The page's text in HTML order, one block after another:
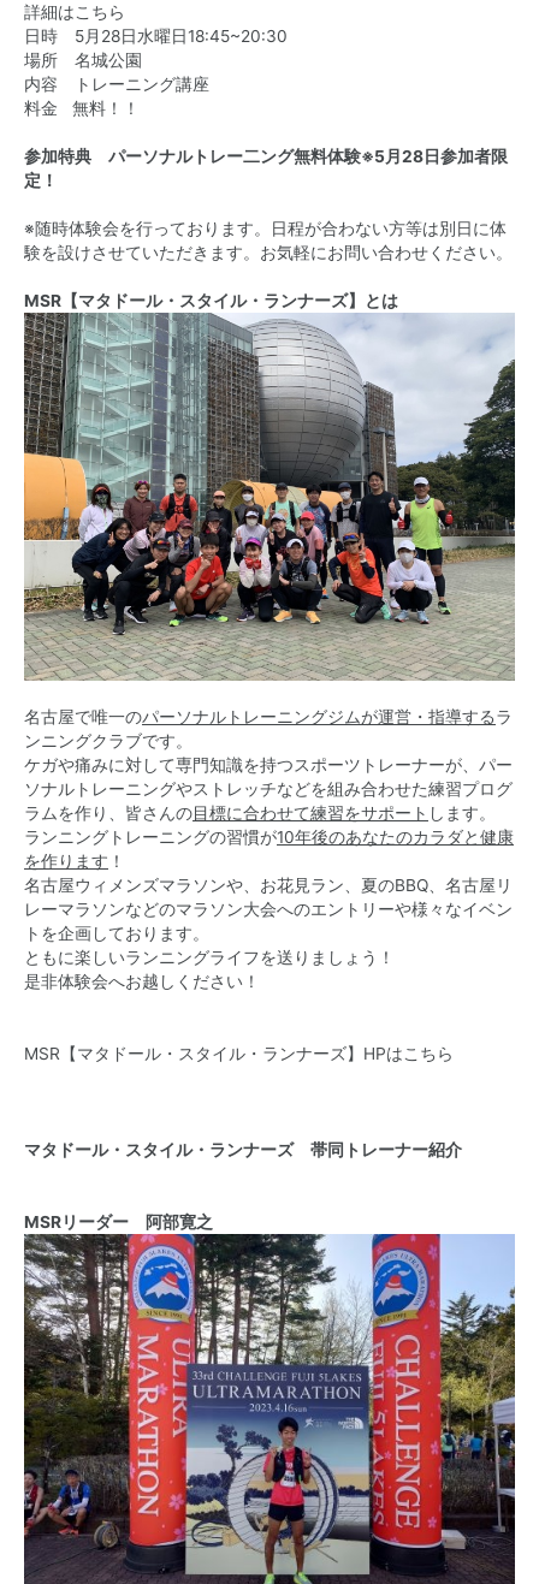
詳細はこちら
日時 5月28日水曜日18:45~20:30
場所 名城公園
内容 トレーニング講座
料金 無料！！
参加特典 パーソナルトレー二ング無料体験※5月28日参加者限
定！
※随時体験会を行っております。日程が合わない方等は別日に体
験を設けさせていただきます。お気軽にお問い合わせください。
MSR【マタドール・スタイル・ランナーズ】とは
名古屋で唯一のパーソナルトレーニングジムが運営・指導するラ
ンニングクラブです。
ケガや痛みに対して専門知識を持つスポーツトレーナーが、パー
ソナルトレーニングやストレッチなどを組み合わせた練習プログ
ラムを作り、皆さんの目標に合わせて練習をサポート します。
ランニングトレーニングの習慣が10年後のあなたのカラダと健康
を作ります ！
名古屋ウィメンズマラソンや、お花見ラン、夏のBBQ、名古屋リ
レーマラソンなどのマラソン大会へのエントリーや様々なイベン
トを企画しております。
ともに楽しいランニングライフを送りましょう！
是非体験会へお越しください！
MSR【マタドール・スタイル・ランナーズ】HPはこちら
マタドール・スタイル・ランナーズ 帯同トレーナー紹介
MSRリーダー 阿部寛之